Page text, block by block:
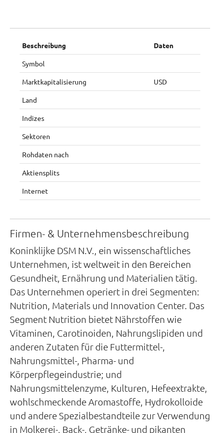
Beschreibung Daten
Symbol
Marktkapitalisierung USD
Land
Indizes
Sektoren
Rohdaten nach
Aktiensplits
Internet
Firmen- & Unternehmensbeschreibung
Koninklijke DSM N.V., ein wissenschaftliches
Unternehmen, ist weltweit in den Bereichen
Gesundheit, Ernährung und Materialien tätig.
Das Unternehmen operiert in drei Segmenten:
Nutrition, Materials und Innovation Center. Das
Segment Nutrition bietet Nährstoffen wie
Vitaminen, Carotinoiden, Nahrungslipiden und
anderen Zutaten für die Futtermittel-,
Nahrungsmittel-, Pharma- und
Körperpflegeindustrie; und
Nahrungsmittelenzyme, Kulturen, Hefeextrakte,
wohlschmeckende Aromastoffe, Hydrokolloide
und andere Spezialbestandteile zur Verwendung
in Molkerei-, Back-, Getränke- und pikanten